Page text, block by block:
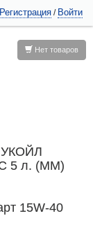
Регистрация / Войти
Нет товаров
5 л. (ММ)
15W-40